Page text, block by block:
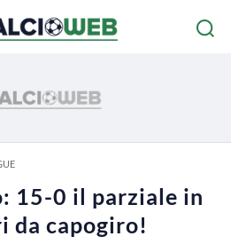
15-0 il parziale in
da capogiro!